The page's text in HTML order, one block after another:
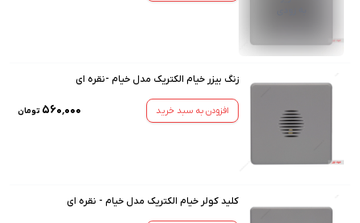
زنگ بیزر خیام الکتریک مدل خیام -نقره ای
افزودن به سبد خرید ۵۶۰٬۰۰۰ تومان
کلید کولر خیام الکتریک مدل خیام - نقره ای